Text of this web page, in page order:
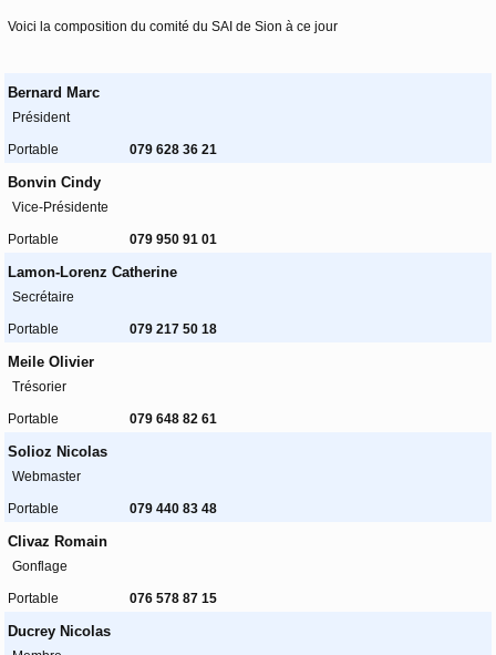
Voici la composition du comité du SAI de Sion à ce jour
Bernard Marc
Président
Portable 079 628 36 21
Bonvin Cindy
Vice-Présidente
Portable 079 950 91 01
Lamon-Lorenz Catherine
Secrétaire
Portable 079 217 50 18
Meile Olivier
Trésorier
Portable 079 648 82 61
Solioz Nicolas
Webmaster
Portable 079 440 83 48
Clivaz Romain
Gonflage
Portable 076 578 87 15
Ducrey Nicolas